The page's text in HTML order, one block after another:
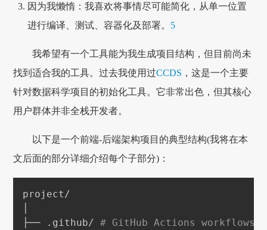
因为我懒惰：我喜欢将事情尽可能简化，从单一位置
进行编译、测试、容器化及部署。 5
我希望有一个工具能为我生成项目结构，但目前尚未
找到适合我的工具。过去我使用过CCDS ，这是一个主要
针对数据科学项目的初始化工具。它非常出色，但其核心
用户群体并非全栈开发者。
以下是一个前端-后端架构项目的典型结构(我将在本
文后面的部分详细介绍每个子部分)：
project/
├── .github/ # GitHub Actions workflows